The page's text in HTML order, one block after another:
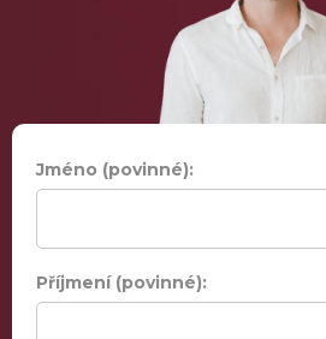
Jméno (povinné):
Příjmení (povinné):